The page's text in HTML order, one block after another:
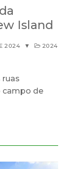
Island
2024 ▼
2024
campo de